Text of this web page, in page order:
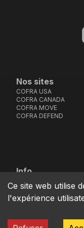
Nos sites
COFRA USA
COFRA CANADA
COFRA MOVE
COFRA DEFEND
Info
location_on
Via dell’Euro 53-57-
76121 Barletta - BT
ITALIA
Ce site web utilise
l'expérience